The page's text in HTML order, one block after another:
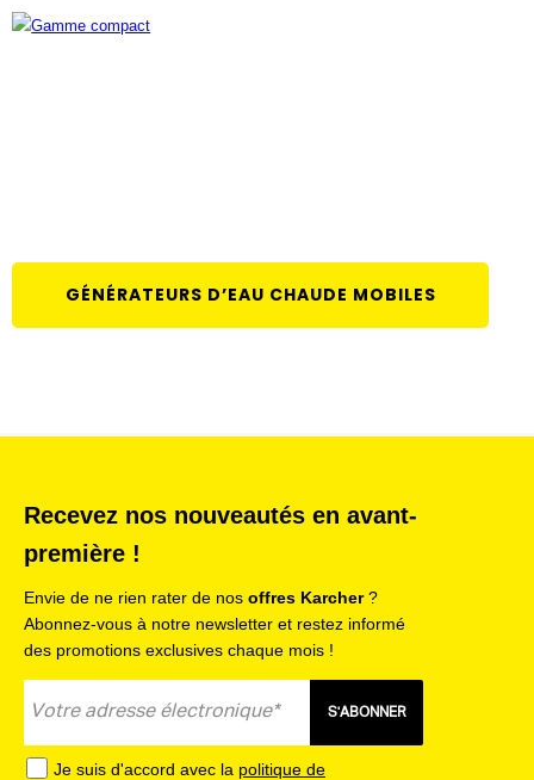
GÉNÉRATEURS D’EAU CHAUDE MOBILES
Recevez nos nouveautés en avant-
première !
Envie de ne rien rater de nos offres Karcher?
Abonnez-vous à notre newsletter et restez informé
des promotions exclusives chaque mois !
S'ABONNER
Je suis d'accord avec la politique de